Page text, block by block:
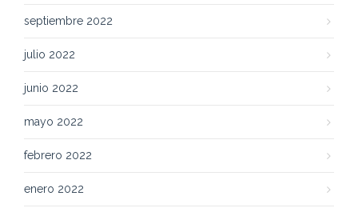
septiembre 2022
julio 2022
junio 2022
mayo 2022
febrero 2022
enero 2022